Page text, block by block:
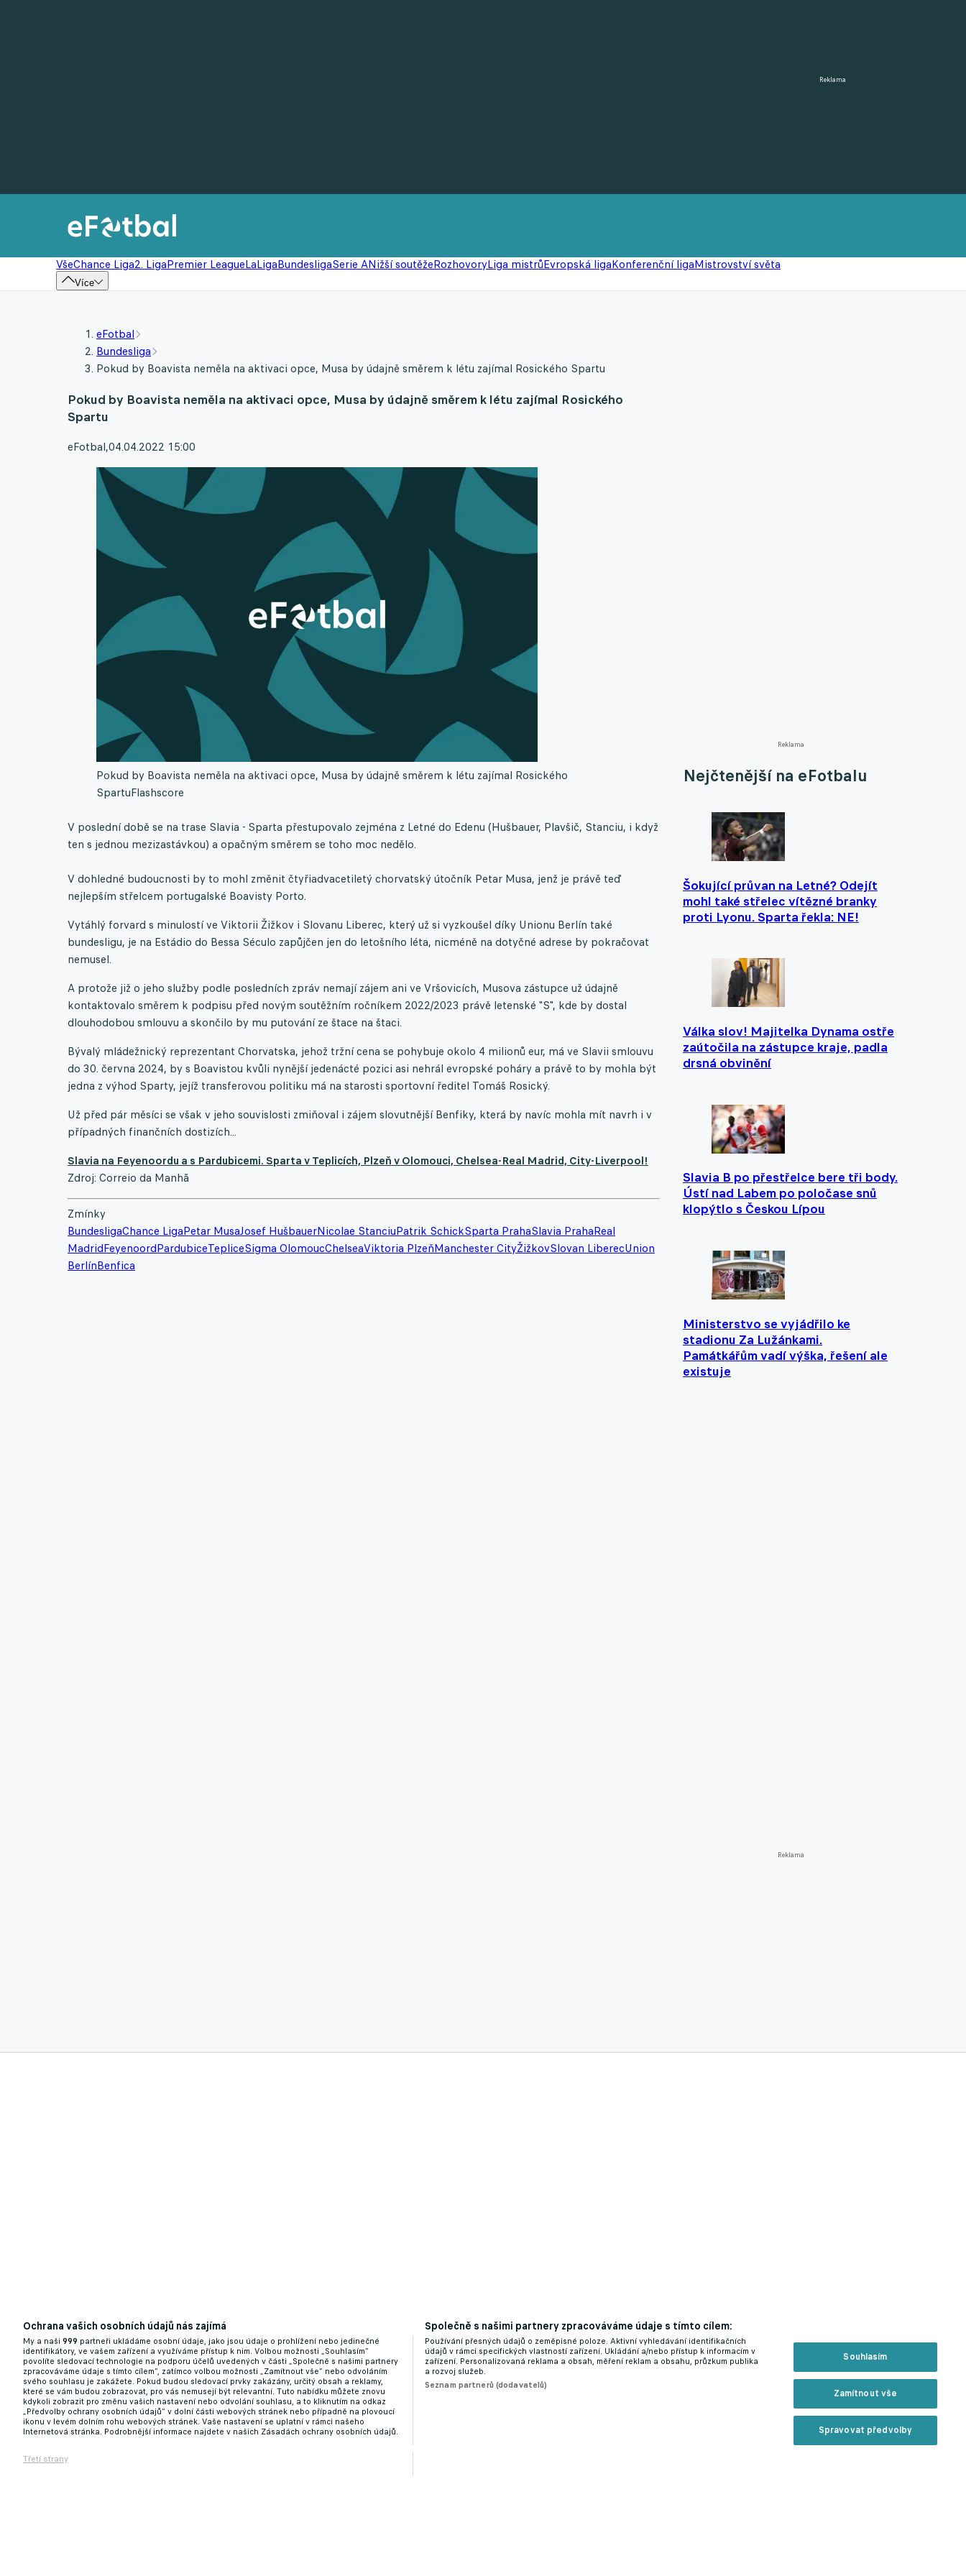
Reklama
VšeChance Liga2. LigaPremier LeagueLaLigaBundesligaSerie ANižší soutěžeRozhovoryLiga mistrůEvropská ligaKonferenční ligaMistrovství světa
Více
Reklama
Nejčtenější na eFotbalu
Šokující průvan na Letné? Odejít
mohl také střelec vítězné branky
proti Lyonu. Sparta řekla: NE!
Válka slov! Majitelka Dynama ostře
zaútočila na zástupce kraje, padla
drsná obvinění
Slavia B po přestřelce bere tři body.
Ústí nad Labem po poločase snů
klopýtlo s Českou Lípou
Ministerstvo se vyjádřilo ke
stadionu Za Lužánkami.
Památkářům vadí výška, řešení ale
existuje
Reklama
eFotbal
Bundesliga
Pokud by Boavista neměla na aktivaci opce, Musa by údajně směrem k létu zajímal Rosického Spartu
Pokud by Boavista neměla na aktivaci opce, Musa by údajně směrem k létu zajímal Rosického
Spartu
eFotbal,04.04.2022 15:00
Pokud by Boavista neměla na aktivaci opce, Musa by údajně směrem k létu zajímal Rosického
SpartuFlashscore
V poslední době se na trase Slavia - Sparta přestupovalo zejména z Letné do Edenu (Hušbauer, Plavšič, Stanciu, i když
ten s jednou mezizastávkou) a opačným směrem se toho moc nedělo.
V dohledné budoucnosti by to mohl změnit čtyřiadvacetiletý chorvatský útočník Petar Musa, jenž je právě teď
nejlepším střelcem portugalské Boavisty Porto.
Vytáhlý forvard s minulostí ve Viktorii Žižkov i Slovanu Liberec, který už si vyzkoušel díky Unionu Berlín také
bundesligu, je na Estádio do Bessa Século zapůjčen jen do letošního léta, nicméně na dotyčné adrese by pokračovat
nemusel.
A protože již o jeho služby podle posledních zpráv nemají zájem ani ve Vršovicích, Musova zástupce už údajně
kontaktovalo směrem k podpisu před novým soutěžním ročníkem 2022/2023 právě letenské "S", kde by dostal
dlouhodobou smlouvu a skončilo by mu putování ze štace na štaci.
Bývalý mládežnický reprezentant Chorvatska, jehož tržní cena se pohybuje okolo 4 milionů eur, má ve Slavii smlouvu
do 30. června 2024, by s Boavistou kvůli nynější jedenácté pozici asi nehrál evropské poháry a právě to by mohla být
jedna z výhod Sparty, jejíž transferovou politiku má na starosti sportovní ředitel Tomáš Rosický.
Už před pár měsíci se však v jeho souvislosti zmiňoval i zájem slovutnější Benfiky, která by navíc mohla mít navrh i v
případných finančních dostizích...
Slavia na Feyenoordu a s Pardubicemi. Sparta v Teplicích, Plzeň v Olomouci, Chelsea-Real Madrid, City-Liverpool!
Zdroj: Correio da Manhã
Zmínky
BundesligaChance LigaPetar MusaJosef HušbauerNicolae StanciuPatrik SchickSparta PrahaSlavia PrahaReal
MadridFeyenoordPardubiceTepliceSigma OlomoucChelseaViktoria PlzeňManchester CityŽižkovSlovan LiberecUnion
BerlínBenfica
Ochrana vašich osobních údajů nás zajímá
My a naši 999 partneři ukládáme osobní údaje, jako jsou údaje o prohlížení nebo jedinečné
identifikátory, ve vašem zařízení a využíváme přístup k nim. Volbou možnosti „Souhlasím“
povolíte sledovací technologie na podporu účelů uvedených v části „Společně s našimi partnery
zpracováváme údaje s tímto cílem“, zatímco volbou možnosti „Zamítnout vše“ nebo odvoláním
svého souhlasu je zakážete. Pokud budou sledovací prvky zakázány, určitý obsah a reklamy,
které se vám budou zobrazovat, pro vás nemusejí být relevantní. Tuto nabídku můžete znovu
kdykoli zobrazit pro změnu vašich nastavení nebo odvolání souhlasu, a to kliknutím na odkaz
„Předvolby ochrany osobních údajů“ v dolní části webových stránek nebo případně na plovoucí
ikonu v levém dolním rohu webových stránek. Vaše nastavení se uplatní v rámci našeho
Internetová stránka. Podrobnější informace najdete v našich Zásadách ochrany osobních údajů.
Třetí strany
Společně s našimi partnery zpracováváme údaje s tímto cílem:
Používání přesných údajů o zeměpisné poloze. Aktivní vyhledávání identifikačních
údajů v rámci specifických vlastností zařízení. Ukládání a/nebo přístup k informacím v
zařízení. Personalizovaná reklama a obsah, měření reklam a obsahu, průzkum publika
a rozvoj služeb.
Seznam partnerů (dodavatelů)
Souhlasím
Zamítnout vše
Spravovat předvolby